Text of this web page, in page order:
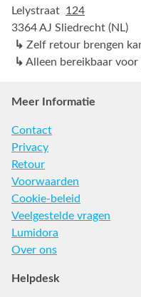
Lelystraat 124
3364 AJ Sliedrecht (NL)
↳ Zelf retour brengen
↳ Alleen bereikbaar
Meer Informatie
Contact
Privacy
Retour
Voorwaarden
Cookie-beleid
Veelgestelde vragen
Lumidora
Over ons
Helpdesk